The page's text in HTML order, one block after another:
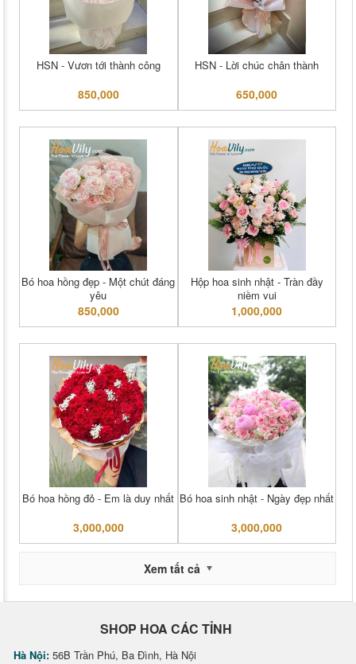
HSN - Vươn tới thành công
850,000
HSN - Lời chúc chân thành
650,000
Bó hoa hồng đẹp - Một chút đáng
yêu
850,000
Hộp hoa sinh nhật - Tràn đầy
niềm vui
1,000,000
Bó hoa hồng đỏ - Em là duy nhất
3,000,000
Bó hoa sinh nhật - Ngày đẹp nhất
3,000,000
Xem tất cả
SHOP HOA CÁC TỈNH
Hà Nội: 56B Trần Phú, Ba Đình, Hà Nội